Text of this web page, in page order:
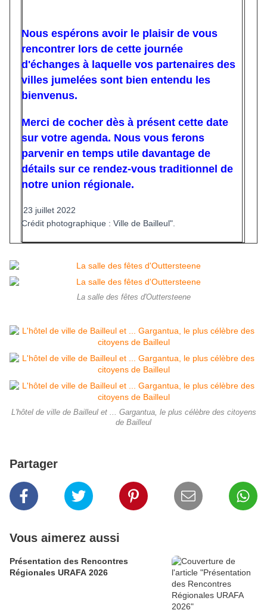
Nous espérons avoir le plaisir de vous
rencontrer lors de cette journée
d'échanges à laquelle vos partenaires des
villes jumelées sont bien entendu les
bienvenus.
Merci de cocher dès à présent cette date
sur votre agenda. Nous vous ferons
parvenir en temps utile davantage de
détails sur ce rendez-vous traditionnel de
notre union régionale.
23 juillet 2022
Crédit photographique : Ville de Bailleul".
La salle des fêtes d'Outtersteene
L'hôtel de ville de Bailleul et ... Gargantua, le plus célèbre des citoyens
de Bailleul
Partager
Vous aimerez aussi
Présentation des Rencontres
Régionales URAFA 2026